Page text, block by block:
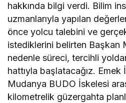
hakkında bilgi verdi. Bilim
uzmanlarıyla yapılan
önce yolcu talebini ve
istediklerini belirten Başkan
nedenle süreci, tercihli
hattıyla başlatacağız. Emek
Mudanya BUDO İskelesi
kilometrelik güzergahta